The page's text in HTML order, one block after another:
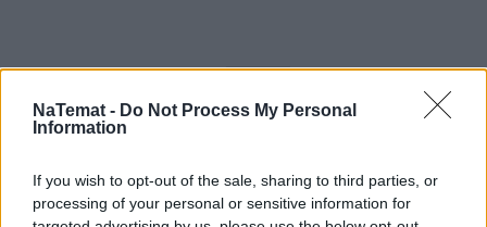
NaTemat - Do Not Process My Personal
Information
If you wish to opt-out of the sale, sharing to third parties, or
processing of your personal or sensitive information for